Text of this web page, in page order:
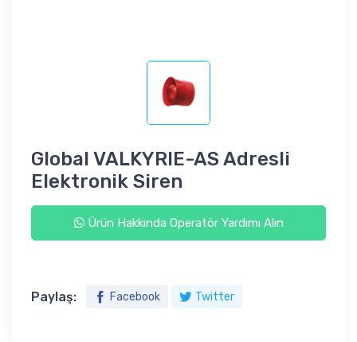
Global VALKYRIE-AS Adresli
Elektronik Siren
Ürün Hakkında Operatör Yardımı Alın
Paylaş: Facebook Twitter